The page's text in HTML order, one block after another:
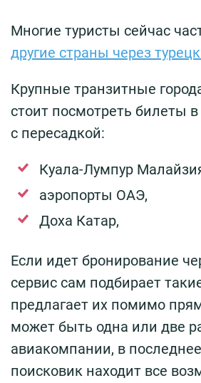
Многие туристы сейчас
другие страны через
Крупные транзитные
стоит посмотреть билеты
с пересадкой:
Куала-Лумпур
аэропорты ОАЭ,
Доха Катар,
Если идет бронирование
сервис сам подбирает
предлагает их помимо
может быть одна или две
авиакомпании, в
поисковик находит все